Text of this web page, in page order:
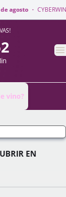
· del 4 al 10 de
vino?
EN